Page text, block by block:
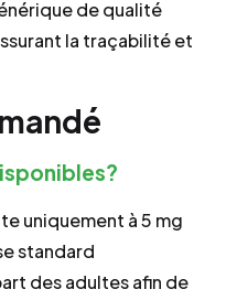
de qualité
la traçabilité et
uniquement à 5 mg
standard
des adultes afin de